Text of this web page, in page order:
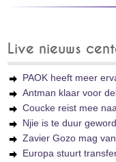
Live nieuws
PAOK heeft meer
Antman klaar voor
Coucke reist mee
Njie is te duur
Zavier Gozo mag
Europa stuurt